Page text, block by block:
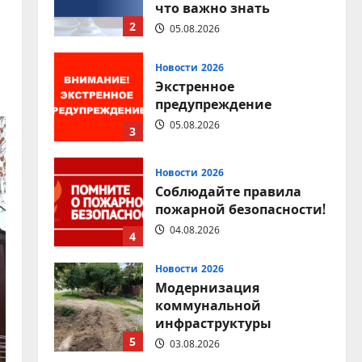
3 05.08.2026
4
Новости 2026
Соблюдайте правила
пожарной безопасности!
04.08.2026
5
Новости 2026
Модернизация
коммунальной
инфраструктуры
1
Новости 2026
Соблюдение правил
дорожного движения —
залог безопасности
каждого